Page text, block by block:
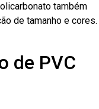
também
de tamanho e cores.
de PVC